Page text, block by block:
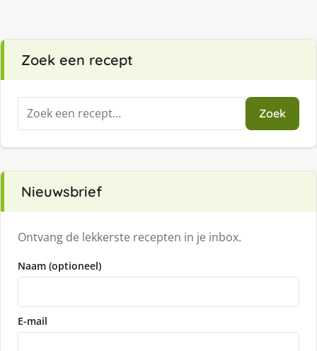
Zoek een recept
Zoeken
naar:
Zoek
Nieuwsbrief
Ontvang de lekkerste recepten in je inbox.
Naam (optioneel)
E-mail